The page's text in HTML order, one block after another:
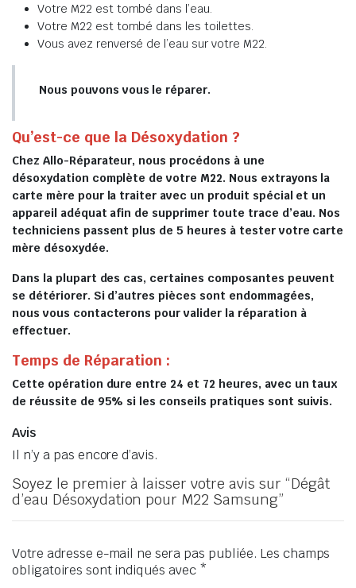
Votre M22 est tombé dans l’eau.
Votre M22 est tombé dans les toilettes.
Vous avez renversé de l’eau sur votre M22.
Nous pouvons vous le réparer.
Qu’est-ce que la Désoxydation ?
Chez Allo-Réparateur, nous procédons à une
désoxydation complète de votre M22. Nous extrayons la
carte mère pour la traiter avec un produit spécial et un
appareil adéquat afin de supprimer toute trace d’eau. Nos
techniciens passent plus de 5 heures à tester votre carte
mère désoxydée.
Dans la plupart des cas, certaines composantes peuvent
se détériorer. Si d’autres pièces sont endommagées,
nous vous contacterons pour valider la réparation à
effectuer.
Temps de Réparation :
Cette opération dure entre 24 et 72 heures, avec un taux
de réussite de 95% si les conseils pratiques sont suivis.
Avis
Il n’y a pas encore d’avis.
Soyez le premier à laisser votre avis sur “Dégât
d’eau Désoxydation pour M22 Samsung”
Votre adresse e-mail ne sera pas publiée. Les champs
obligatoires sont indiqués avec *